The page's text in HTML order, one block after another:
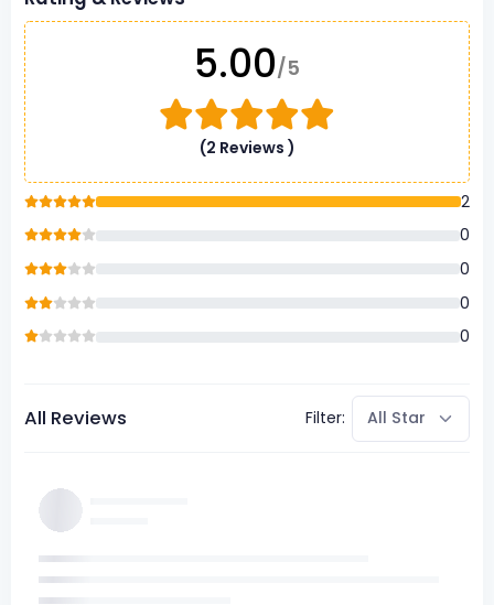
5.00/5
(2 Reviews )
2
0
0
0
0
All Reviews Filter: